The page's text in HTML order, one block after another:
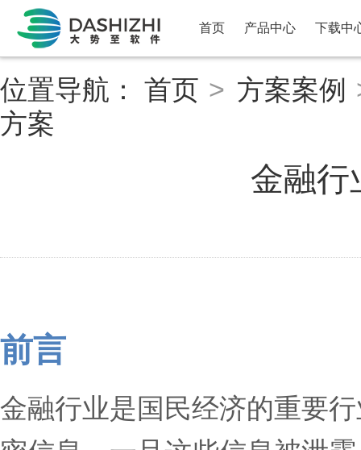
首页 产品中心 下载中
位置导航： 首页 > 方案案例
方案
金融行
前言
金融行业是国民经济的重要